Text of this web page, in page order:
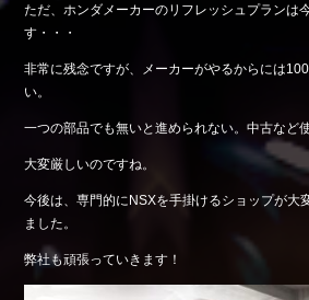
ただ、ホンダメーカーのリフレッシュプランは
す・・・
非常に残念ですが、メーカーがやるからには
い。
一つの部品でも無いと進められない。中古など
大変厳しいのですね。
今後は、専門的にNSXを手掛けるショップが大
ました。
弊社も頑張っていきます！